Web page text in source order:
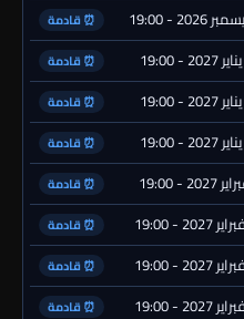
⏰ قادمة
⏰ قادمة
⏰ قادمة
⏰ قادمة
⏰ قادمة
⏰ قادمة
⏰ قادمة
⏰ قادمة